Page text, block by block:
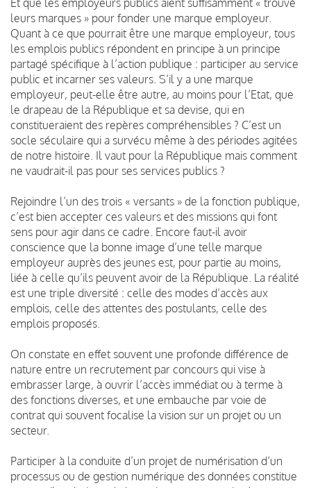
leurs marques » pour fonder une marque employeur.
Quant à ce que pourrait être une marque employeur, tous
les emplois publics répondent en principe à un principe
partagé spécifique à l’action publique : participer au service
public et incarner ses valeurs. S’il y a une marque
employeur, peut-elle être autre, au moins pour l’Etat, que
le drapeau de la République et sa devise, qui en
constitueraient des repères compréhensibles ? C’est un
socle séculaire qui a survécu même à des périodes agitées
de notre histoire. Il vaut pour la République mais comment
ne vaudrait-il pas pour ses services publics ?
Rejoindre l’un des trois « versants » de la fonction publique,
c’est bien accepter ces valeurs et des missions qui font
sens pour agir dans ce cadre. Encore faut-il avoir
conscience que la bonne image d’une telle marque
employeur auprès des jeunes est, pour partie au moins,
liée à celle qu’ils peuvent avoir de la République. La réalité
est une triple diversité : celle des modes d’accès aux
emplois, celle des attentes des postulants, celle des
emplois proposés.
On constate en effet souvent une profonde différence de
nature entre un recrutement par concours qui vise à
embrasser large, à ouvrir l’accès immédiat ou à terme à
des fonctions diverses, et une embauche par voie de
contrat qui souvent focalise la vision sur un projet ou un
secteur.
Participer à la conduite d’un projet de numérisation d’un
processus ou de gestion numérique des données constitue